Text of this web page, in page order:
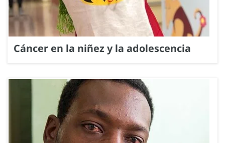
Cáncer en la niñez y la adolescencia